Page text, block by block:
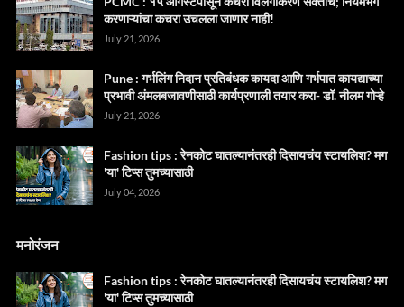
करणाऱ्यांचा कचरा उचलला जाणार नाही!
July 21, 2026
Pune : गर्भलिंग निदान प्रतिबंधक कायदा आणि गर्भपात कायद्याच्या
प्रभावी अंमलबजावणीसाठी कार्यप्रणाली तयार करा- डॉ. नीलम गोऱ्हे
July 21, 2026
Fashion tips : रेनकोट घातल्यानंतरही दिसायचंय स्टायलिश? मग
'या' टिप्स तुमच्यासाठी
July 04, 2026
मनोरंजन
Fashion tips : रेनकोट घातल्यानंतरही दिसायचंय स्टायलिश? मग
'या' टिप्स तुमच्यासाठी